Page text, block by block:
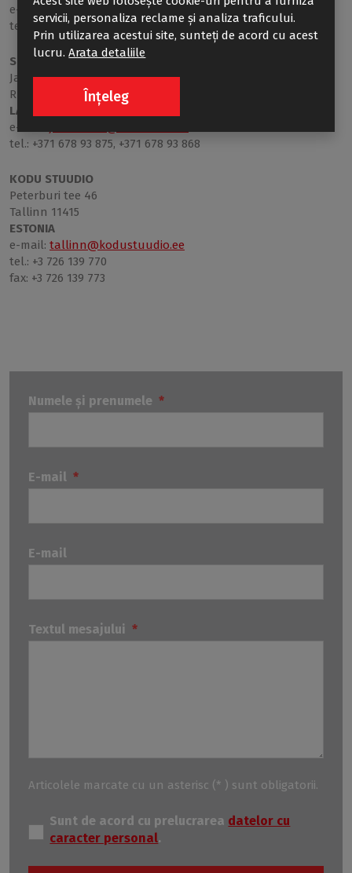
e-mail:biuro@topdesignsc.eu
tel.: +48 422 449 492 / fax: +48 422 884 925
SIA “EVA-SAT“
Jaunmoku 26
Rīga, LV-1046
LATVIA
e-mail:
tel.: +371 678 93 875, +371 678 93 868
KODU STUUDIO
Peterburi tee 46
Tallinn 11415
ESTONIA
e-mail: tallinn@kodustuudio.ee
tel.: +3 726 139 770
fax: +3 726 139 773
Numele și prenumele *
E-mail *
E-mail
Textul mesajului *
Articolele marcate cu un asterisc (* ) sunt obligatorii.
Sunt de acord cu prelucrarea datelor cu
caracter personal.
servicii, personaliza reclame și analiza traficului.
Prin utilizarea acestui site, sunteți de acord cu acest
lucru.Arata detaliile
Înțeleg